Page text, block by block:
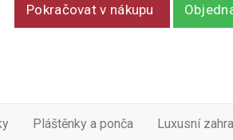
Pokračovat v nákupu
Pláštěnky a ponča Luxusní